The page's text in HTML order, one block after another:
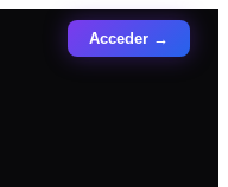
Acceder →